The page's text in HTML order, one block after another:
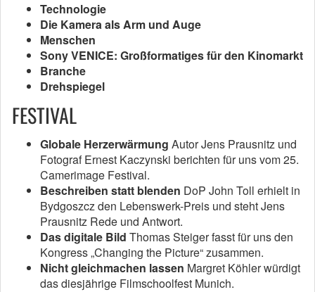
Technologie
Die Kamera als Arm und Auge
Menschen
Sony VENICE: Großformatiges für den Kinomarkt
Branche
Drehspiegel
FESTIVAL
Globale Herzerwärmung Autor Jens Prausnitz und
Fotograf Ernest Kaczynski berichten für uns vom 25.
Camerimage Festival.
Beschreiben statt blenden DoP John Toll erhielt in
Bydgoszcz den Lebenswerk-Preis und steht Jens
Prausnitz Rede und Antwort.
Das digitale Bild Thomas Steiger fasst für uns den
Kongress „Changing the Picture“ zusammen.
Nicht gleichmachen lassen Margret Köhler würdigt
das diesjährige Filmschoolfest Munich.